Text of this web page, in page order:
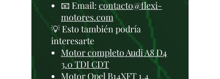
📧 Email: contacto@flexi-
motores.com
💡 Esto también podría
interesarte
Motor completo Audi A8 D4
3.0 TDI CDT
Motor Opel B14XFT 1.4